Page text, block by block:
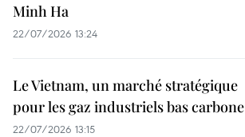
Minh Ha
22/07/2026 13:24
Le Vietnam, un marché stratégique
pour les gaz industriels bas carbone
22/07/2026 13:15